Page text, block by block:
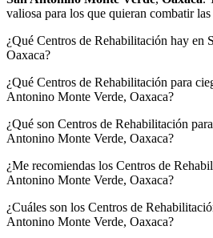
valiosa para los que quieran combatir
¿Qué Centros de Rehabilitación hay en
Oaxaca?
¿Qué Centros de Rehabilitación para
Antonino Monte Verde, Oaxaca?
¿Qué son Centros de Rehabilitación
Antonino Monte Verde, Oaxaca?
¿Me recomiendas los Centros de
Antonino Monte Verde, Oaxaca?
¿Cuáles son los Centros de
Antonino Monte Verde, Oaxaca?